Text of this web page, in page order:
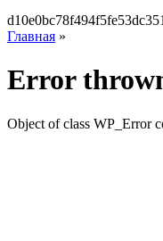
Главная »
Error
Object of class WP_Error